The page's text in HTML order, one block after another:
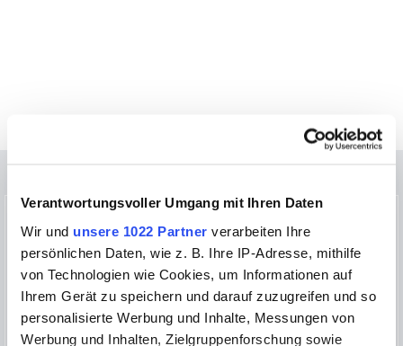
Verantwortungsvoller Umgang mit Ihren Daten
Wir und unsere 1022 Partner verarbeiten Ihre
persönlichen Daten, wie z. B. Ihre IP-Adresse, mithilfe
von Technologien wie Cookies, um Informationen auf
Ihrem Gerät zu speichern und darauf zuzugreifen und so
personalisierte Werbung und Inhalte, Messungen von
Werbung und Inhalten, Zielgruppenforschung sowie